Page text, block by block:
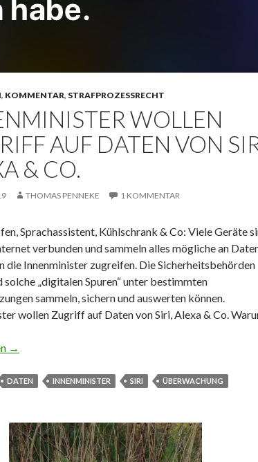
, KOMMENTAR, STRAFPROZESSRECHT
WOLLEN
AUF DATEN VON
& CO.
THOMAS PENNEKE 1 KOMMENTAR
Sprachassistent, Kühlschrank & Co: Viele Geräte
verbunden und sammeln alles mögliche an
die Innenminister zugreifen. Die Sicherheitsbehörden
solche „digitalen Spuren“ unter bestimmten
sammeln, sichern und auswerten können.
wollen Zugriff auf Daten von Siri, Alexa & Co.
wollen Zugriff auf Daten von Siri, Alexa & Co.
→
DATEN INNENMINISTER SIRI ÜBERWACHUNG